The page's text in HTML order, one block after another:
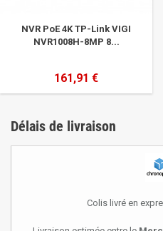
NVR PoE 4K TP-Link VIGI
NVR1008H-8MP 8...
161,91 €
Délais de livraison
Colis livré en